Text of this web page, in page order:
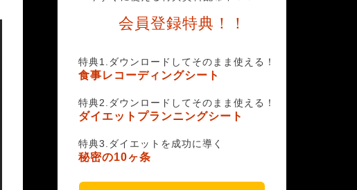
会員登録特典！！
特典1.ダウンロードしてそのまま使える！
食事レコーディングシート
特典2.ダウンロードしてそのまま使える！
ダイエットプランニングシート
特典3.ダイエットを成功に導く
秘密の10ヶ条